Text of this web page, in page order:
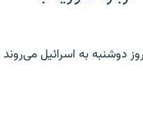
دوشنبه به اسرائیل می‌روند